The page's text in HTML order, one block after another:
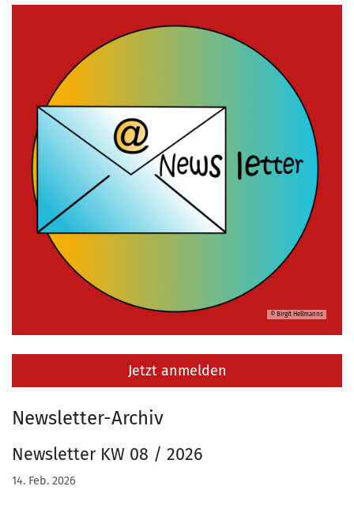
© Birgit Hellmanns
Jetzt anmelden
Newsletter-Archiv
Newsletter KW 08 / 2026
14. Feb. 2026